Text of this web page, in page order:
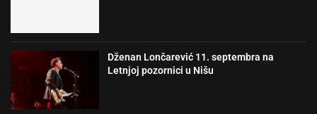
Dženan Lončarević 11. septembra na
Letnjoj pozornici u Nišu